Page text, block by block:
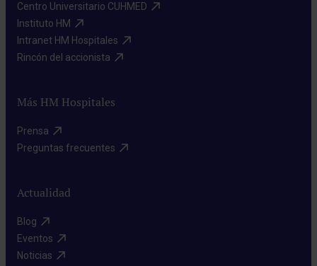
Centro Universitario CUHMED​
Instituto HM​
Intranet HM Hospitales​
Rincón del accionista​
Más HM Hospitales
Prensa​
Preguntas frecuentes​
Actualidad
Blog​
Eventos​
Noticias​